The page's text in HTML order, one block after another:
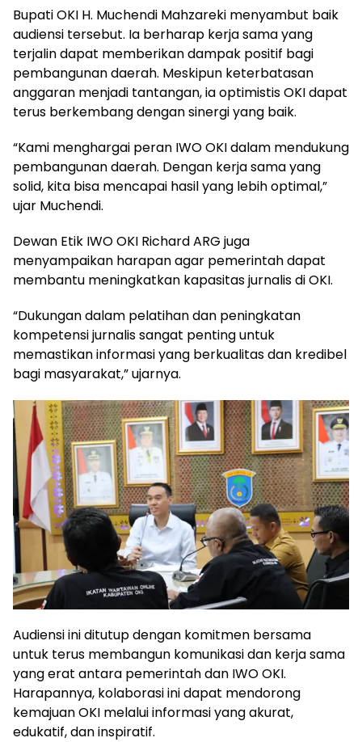
Bupati OKI H. Muchendi Mahzareki menyambut baik
audiensi tersebut. Ia berharap kerja sama yang
terjalin dapat memberikan dampak positif bagi
pembangunan daerah. Meskipun keterbatasan
anggaran menjadi tantangan, ia optimistis OKI dapat
terus berkembang dengan sinergi yang baik.
“Kami menghargai peran IWO OKI dalam mendukung
pembangunan daerah. Dengan kerja sama yang
solid, kita bisa mencapai hasil yang lebih optimal,”
ujar Muchendi.
Dewan Etik IWO OKI Richard ARG juga
menyampaikan harapan agar pemerintah dapat
membantu meningkatkan kapasitas jurnalis di OKI.
“Dukungan dalam pelatihan dan peningkatan
kompetensi jurnalis sangat penting untuk
memastikan informasi yang berkualitas dan kredibel
bagi masyarakat,” ujarnya.
Audiensi ini ditutup dengan komitmen bersama
untuk terus membangun komunikasi dan kerja sama
yang erat antara pemerintah dan IWO OKI.
Harapannya, kolaborasi ini dapat mendorong
kemajuan OKI melalui informasi yang akurat,
edukatif, dan inspiratif.